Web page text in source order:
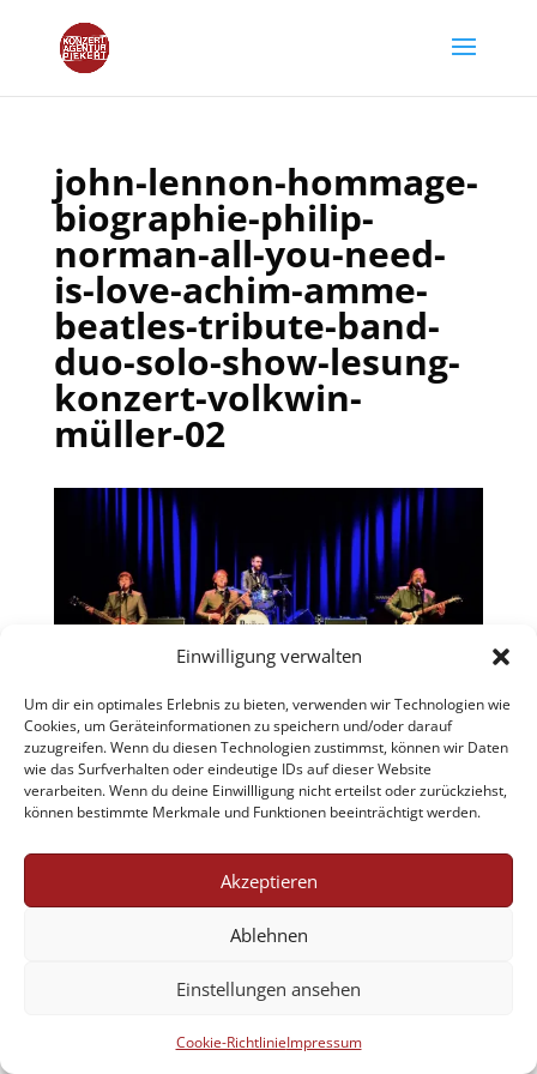
Einwilligung verwalten
Um dir ein optimales Erlebnis zu bieten, verwenden wir Technologien wie
Cookies, um Geräteinformationen zu speichern und/oder darauf
zuzugreifen. Wenn du diesen Technologien zustimmst, können wir Daten
wie das Surfverhalten oder eindeutige IDs auf dieser Website
verarbeiten. Wenn du deine Einwillligung nicht erteilst oder zurückziehst,
können bestimmte Merkmale und Funktionen beeinträchtigt werden.
Akzeptieren
Ablehnen
Einstellungen ansehen
Cookie-RichtlinieImpressum
john-lennon-hommage-
biographie-philip-
norman-all-you-need-
is-love-achim-amme-
beatles-tribute-band-
duo-solo-show-lesung-
konzert-volkwin-
müller-02
Cookie-Richtlinie (EU)
Designed by Renraku